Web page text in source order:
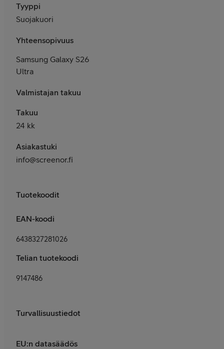
Tyyppi
Suojakuori
Yhteensopivuus
Samsung Galaxy S26
Ultra
Valmistajan takuu
Takuu
24 kk
Asiakastuki
info@screenor.fi
Tuotekoodit
EAN-koodi
6438327281026
Telian tuotekoodi
9147486
Turvallisuustiedot
EU:n datasäädös